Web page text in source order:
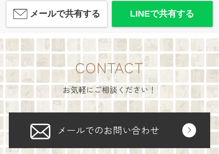
メールで共有する LINEで共有する
CONTACT
お気軽にご相談ください！
メールでのお問い合わせ